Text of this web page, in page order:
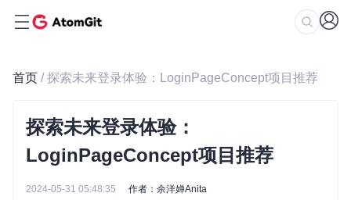
首页 / 探索未来登录体验：LoginPageConcept项目推荐
探索未来登录体验：
LoginPageConcept项目推荐
2024-05-31 05:48:35 作者：余洋婵Anita